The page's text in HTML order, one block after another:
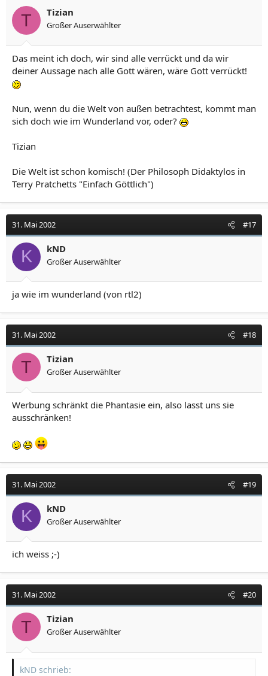
T Tizian
Großer Auserwählter
Das meint ich doch, wir sind alle verrückt und da wir
deiner Aussage nach alle Gott wären, wäre Gott verrückt!
Nun, wenn du die Welt von außen betrachtest, kommt man
sich doch wie im Wunderland vor, oder?
Tizian
Die Welt ist schon komisch! (Der Philosoph Didaktylos in
Terry Pratchetts "Einfach Göttlich")
31. Mai 2002 #17
K kND
Großer Auserwählter
ja wie im wunderland (von rtl2)
31. Mai 2002 #18
T Tizian
Großer Auserwählter
Werbung schränkt die Phantasie ein, also lasst uns sie
ausschränken!
31. Mai 2002 #19
K kND
Großer Auserwählter
ich weiss ;-)
31. Mai 2002 #20
T Tizian
Großer Auserwählter
kND schrieb: